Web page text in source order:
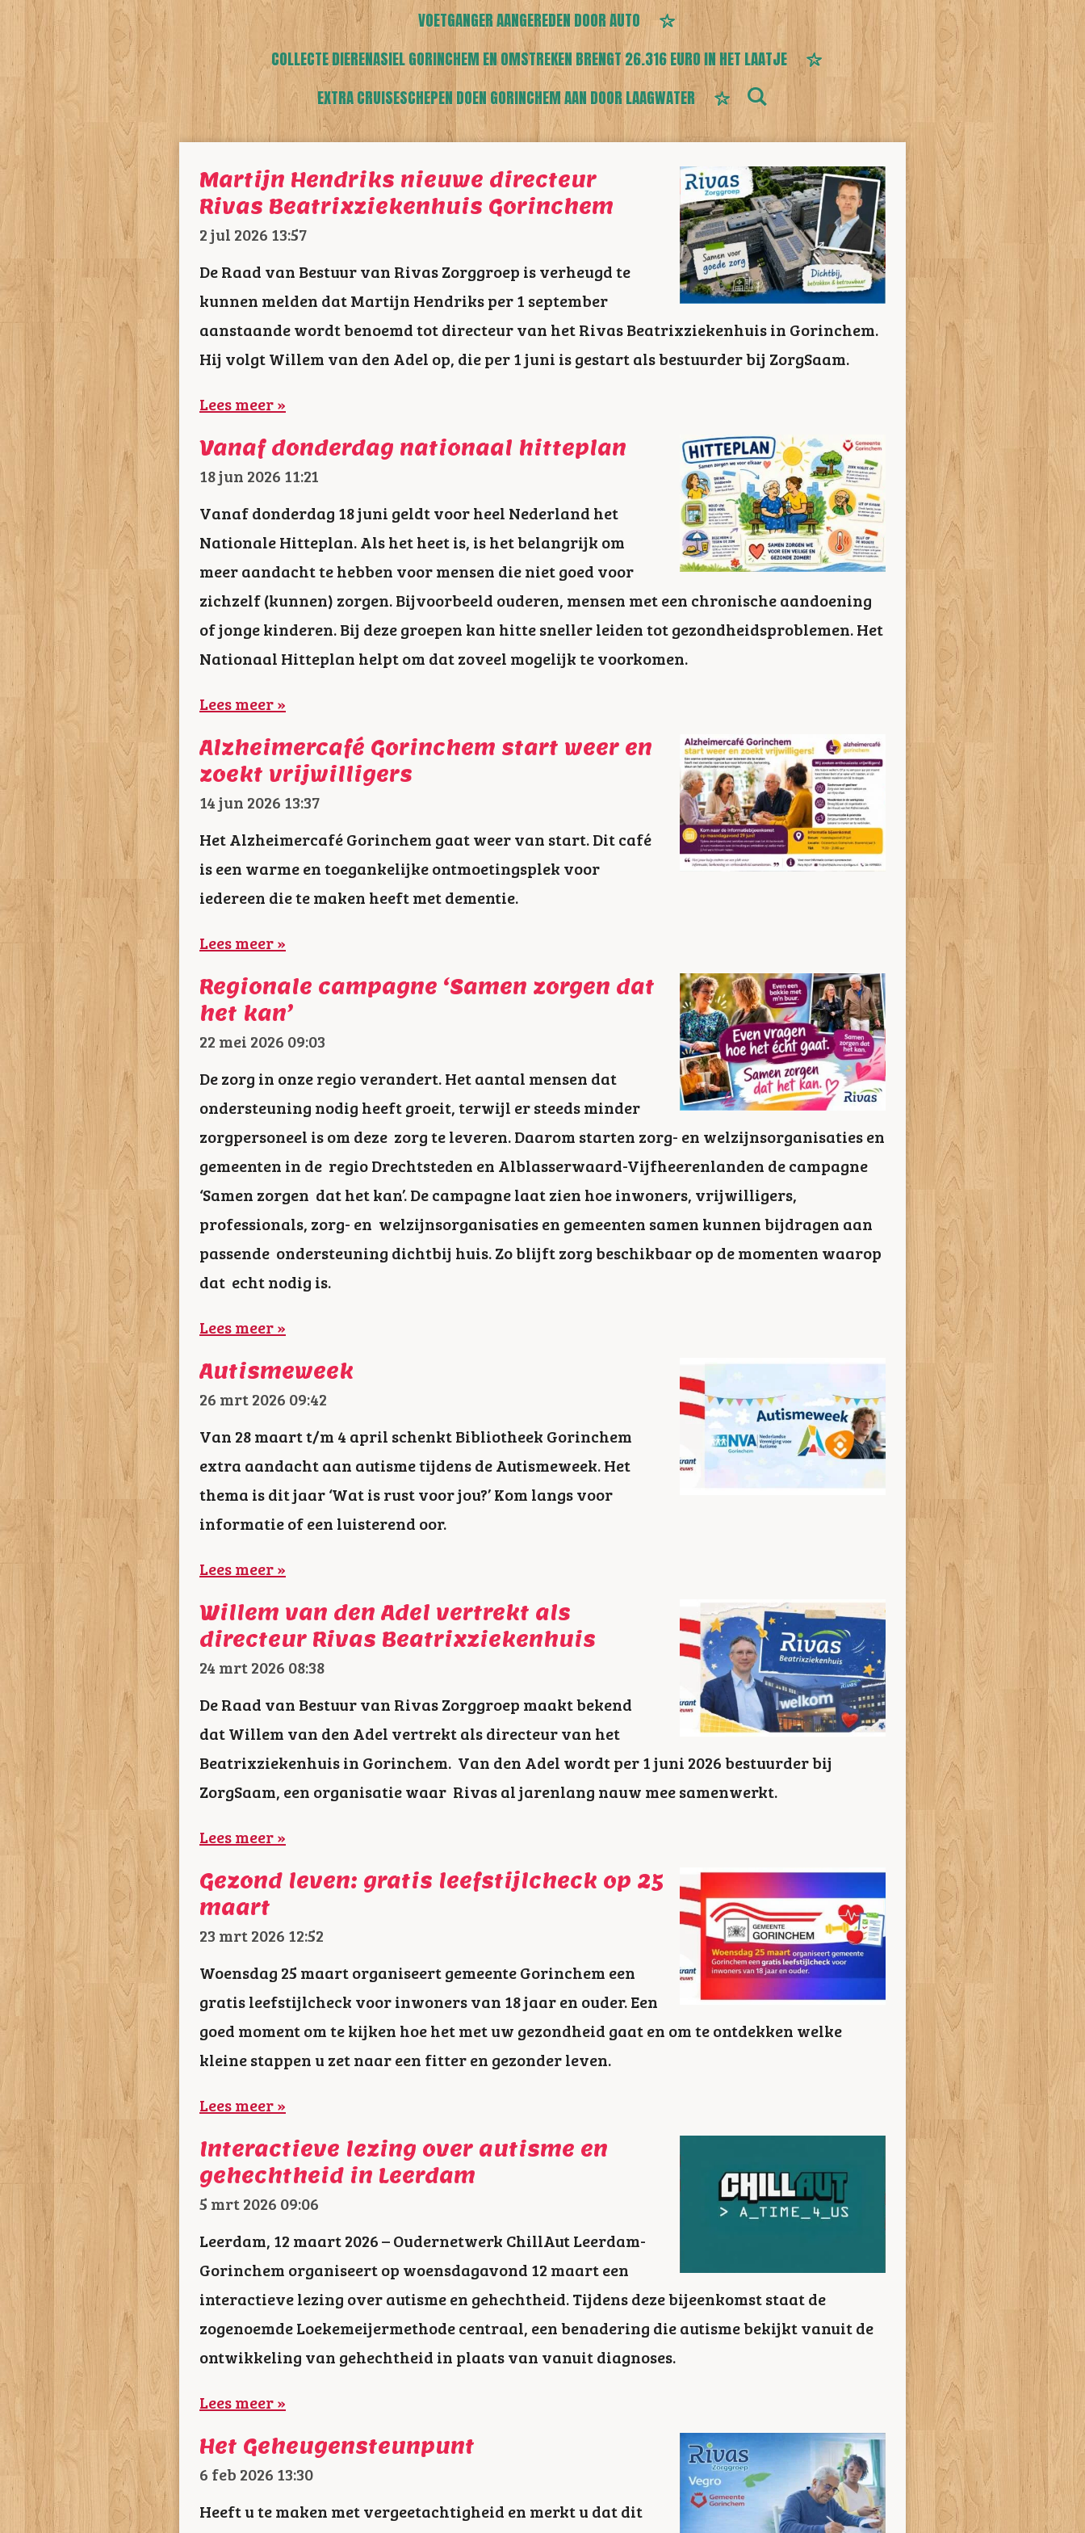
VOETGANGER AANGEREDEN DOOR AUTO
COLLECTE DIERENASIEL GORINCHEM EN OMSTREKEN BRENGT 26.316 EURO IN HET LAATJE
EXTRA CRUISESCHEPEN DOEN GORINCHEM AAN DOOR LAAGWATER
Martijn Hendriks nieuwe directeur
Rivas Beatrixziekenhuis Gorinchem
2 jul 2026 13:57
De Raad van Bestuur van Rivas Zorggroep is verheugd te
kunnen melden dat Martijn Hendriks per 1 september
aanstaande wordt benoemd tot directeur van het Rivas Beatrixziekenhuis in Gorinchem.
Hij volgt Willem van den Adel op, die per 1 juni is gestart als bestuurder bij ZorgSaam.
Lees meer »
Vanaf donderdag nationaal hitteplan
18 jun 2026 11:21
Vanaf donderdag 18 juni geldt voor heel Nederland het
Nationale Hitteplan. Als het heet is, is het belangrijk om
meer aandacht te hebben voor mensen die niet goed voor
zichzelf (kunnen) zorgen. Bijvoorbeeld ouderen, mensen met een chronische aandoening
of jonge kinderen. Bij deze groepen kan hitte sneller leiden tot gezondheidsproblemen. Het
Nationaal Hitteplan helpt om dat zoveel mogelijk te voorkomen.
Lees meer »
Alzheimercafé Gorinchem start weer en
zoekt vrijwilligers
14 jun 2026 13:37
Het Alzheimercafé Gorinchem gaat weer van start. Dit café
is een warme en toegankelijke ontmoetingsplek voor
iedereen die te maken heeft met dementie.
Lees meer »
Regionale campagne ‘Samen zorgen dat
het kan’
22 mei 2026 09:03
De zorg in onze regio verandert. Het aantal mensen dat
ondersteuning nodig heeft groeit, terwijl er steeds minder
zorgpersoneel is om deze zorg te leveren. Daarom starten zorg- en welzijnsorganisaties en
gemeenten in de regio Drechtsteden en Alblasserwaard-Vijfheerenlanden de campagne
‘Samen zorgen dat het kan’. De campagne laat zien hoe inwoners, vrijwilligers,
professionals, zorg- en welzijnsorganisaties en gemeenten samen kunnen bijdragen aan
passende ondersteuning dichtbij huis. Zo blijft zorg beschikbaar op de momenten waarop
dat echt nodig is.
Lees meer »
Autismeweek
26 mrt 2026 09:42
Van 28 maart t/m 4 april schenkt Bibliotheek Gorinchem
extra aandacht aan autisme tijdens de Autismeweek. Het
thema is dit jaar ‘Wat is rust voor jou?’ Kom langs voor
informatie of een luisterend oor.
Lees meer »
Willem van den Adel vertrekt als
directeur Rivas Beatrixziekenhuis
24 mrt 2026 08:38
De Raad van Bestuur van Rivas Zorggroep maakt bekend
dat Willem van den Adel vertrekt als directeur van het
Beatrixziekenhuis in Gorinchem. Van den Adel wordt per 1 juni 2026 bestuurder bij
ZorgSaam, een organisatie waar Rivas al jarenlang nauw mee samenwerkt.
Lees meer »
Gezond leven: gratis leefstijlcheck op 25
maart
23 mrt 2026 12:52
Woensdag 25 maart organiseert gemeente Gorinchem een
gratis leefstijlcheck voor inwoners van 18 jaar en ouder. Een
goed moment om te kijken hoe het met uw gezondheid gaat en om te ontdekken welke
kleine stappen u zet naar een fitter en gezonder leven.
Lees meer »
Interactieve lezing over autisme en
gehechtheid in Leerdam
5 mrt 2026 09:06
Leerdam, 12 maart 2026 – Oudernetwerk ChillAut Leerdam-
Gorinchem organiseert op woensdagavond 12 maart een
interactieve lezing over autisme en gehechtheid. Tijdens deze bijeenkomst staat de
zogenoemde Loekemeijermethode centraal, een benadering die autisme bekijkt vanuit de
ontwikkeling van gehechtheid in plaats van vanuit diagnoses.
Lees meer »
Het Geheugensteunpunt
6 feb 2026 13:30
Heeft u te maken met vergeetachtigheid en merkt u dat dit